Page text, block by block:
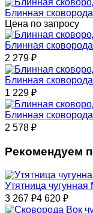
Блинная
Цена по запросу
Блинная
2 279 ₽
Блинная
1 229 ₽
Блинная
2 578 ₽
Рекомендуем
Утятница
3 267 ₽4 620 ₽